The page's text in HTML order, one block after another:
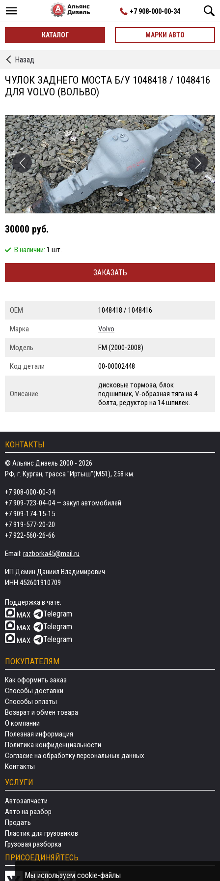
+7 908-000-00-34
КАТАЛОГ МАРКИ АВТО
←
Заднего
Моста
Назад
ЧУЛОК ЗАДНЕГО МОСТА Б/У 1048418 / 1048416
ДЛЯ VOLVO (ВОЛЬВО)
30000 руб.
В наличии: 1 шт.
ЗАКАЗАТЬ
ОЕМ 1048418 / 1048416
Марка Volvo
Модель FM (2000-2008)
Код детали 00-00002448
Описание
дисковые тормоза, блок
подшипник, V-образная тяга на 4
болта, редуктор на 14 шпилек.
КОНТАКТЫ
© Альянс Дизель 2000 - 2026
РФ, г. Курган, трасса "Иртыш"(М51), 258 км.
+7 908-000-00-34
+7 909-723-04-04— закуп автомобилей
+7 909-174-15-15
+7 919-577-20-20
+7 922-560-26-66
Email: razborka45@mail.ru
ИП Дёмин Даниил Владимирович
ИНН 452601910709
Поддержка в чате:
MAX
Telegram
MAX Telegram
MAX Telegram
ПОКУПАТЕЛЯМ
Как оформить заказ
Способы доставки
Способы оплаты
Возврат и обмен товара
О компании
Полезная информация
Политика конфиденциальности
Согласие на обработку персональных данных
Контакты
УСЛУГИ
Автозапчасти
Авто на разбор
Продать
Пластик для грузовиков
Грузовая разборка
ПРИСОЕДИНЯЙТЕСЬ
Мы используем cookie-файлы